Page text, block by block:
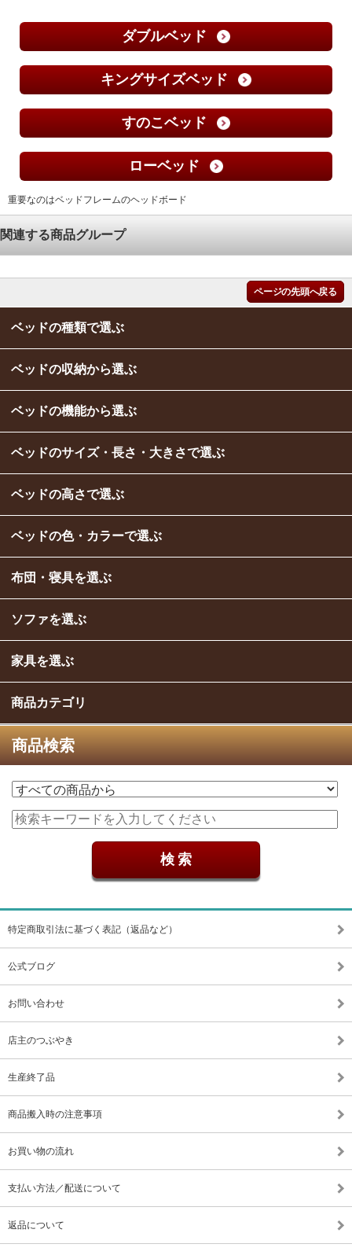
ダブルベッド
キングサイズベッド
すのこベッド
ローベッド
重要なのはベッドフレームのヘッドボード
関連する商品グループ
ページの先頭へ戻る
ベッドの種類で選ぶ
ベッドの収納から選ぶ
ベッドの機能から選ぶ
ベッドのサイズ・長さ・大きさで選ぶ
ベッドの高さで選ぶ
ベッドの色・カラーで選ぶ
布団・寝具を選ぶ
ソファを選ぶ
家具を選ぶ
商品カテゴリ
商品検索
特定商取引法に基づく表記（返品など）
公式ブログ
お問い合わせ
店主のつぶやき
生産終了品
商品搬入時の注意事項
お買い物の流れ
支払い方法／配送について
返品について